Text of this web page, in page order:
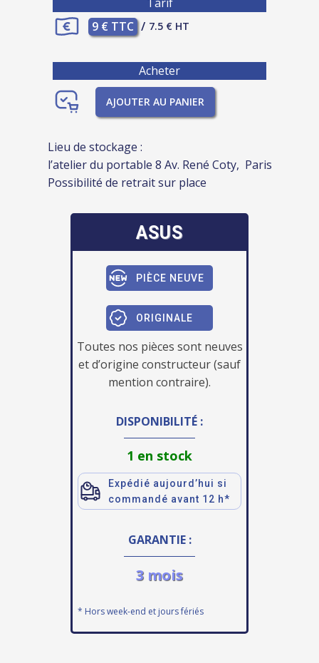
9 € TTC / 7.5 € HT
Acheter
AJOUTER AU PANIER
Lieu de stockage :
l’atelier du portable 8 Av. René Coty, Paris
Possibilité de retrait sur place
ASUS
PIÈCE NEUVE
ORIGINALE
Toutes nos pièces sont neuves
et d’origine constructeur (sauf
mention contraire).
DISPONIBILITÉ :
1 en stock
Expédié aujourd’hui si
commandé avant 12 h*
GARANTIE :
3 mois
* Hors week-end et jours fériés